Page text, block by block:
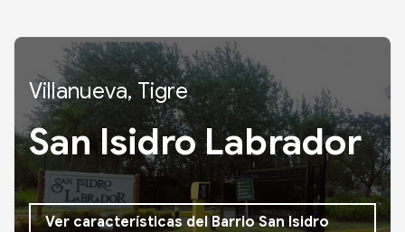
Villanueva, Tigre
San Isidro Labrador
Ver características del Barrio San Isidro